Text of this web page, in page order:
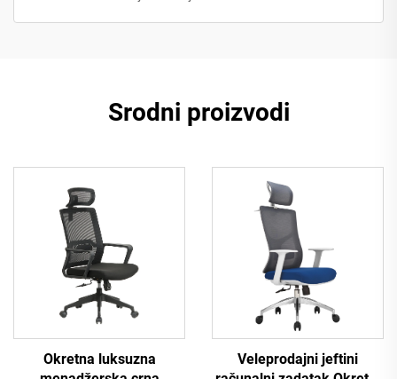
Srodni proizvodi
Okretna luksuzna
Veleprodajni jeftini